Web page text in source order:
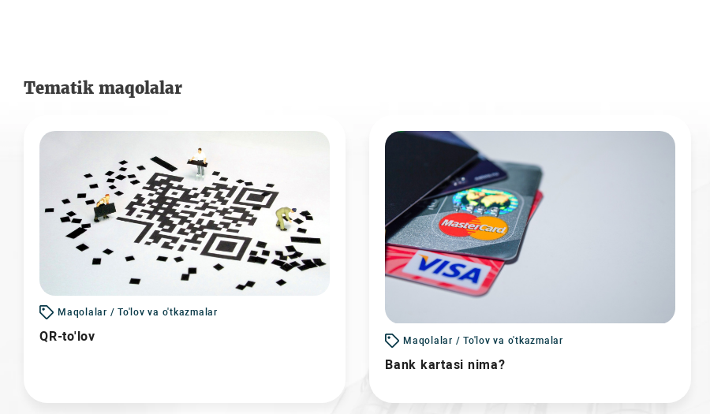
Tematik maqolalar
Maqolalar / To'lov va o'tkazmalar
QR-to'lov Maqolalar / To'lov va o'tkazmalar
Bank kartasi nima?